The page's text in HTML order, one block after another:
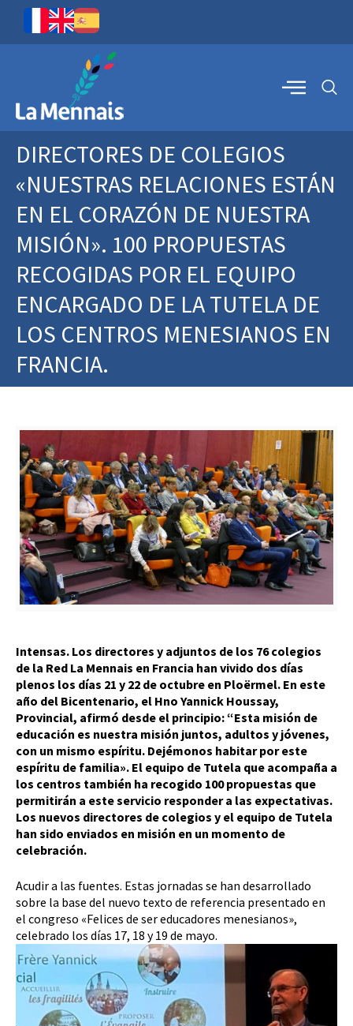
DIRECTORES DE COLEGIOS
«NUESTRAS RELACIONES ESTÁN
EN EL CORAZÓN DE NUESTRA
MISIÓN». 100 PROPUESTAS
RECOGIDAS POR EL EQUIPO
ENCARGADO DE LA TUTELA DE
LOS CENTROS MENESIANOS EN
FRANCIA.
Intensas. Los directores y adjuntos de los 76 colegios
de la Red La Mennais en Francia han vivido dos días
plenos los días 21 y 22 de octubre en Ploërmel. En este
año del Bicentenario, el Hno Yannick Houssay,
Provincial, afirmó desde el principio: “Esta misión de
educación es nuestra misión juntos, adultos y jóvenes,
con un mismo espíritu. Dejémonos habitar por este
espíritu de familia». El equipo de Tutela que acompaña a
los centros también ha recogido 100 propuestas que
permitirán a este servicio responder a las expectativas.
Los nuevos directores de colegios y el equipo de Tutela
han sido enviados en misión en un momento de
celebración.
Acudir a las fuentes. Estas jornadas se han desarrollado
sobre la base del nuevo texto de referencia presentado en
el congreso «Felices de ser educadores menesianos»,
celebrado los días 17, 18 y 19 de mayo.